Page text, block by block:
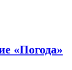
«Погода»